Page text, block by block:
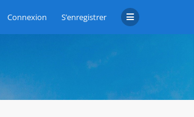
Connexion S’enregistrer